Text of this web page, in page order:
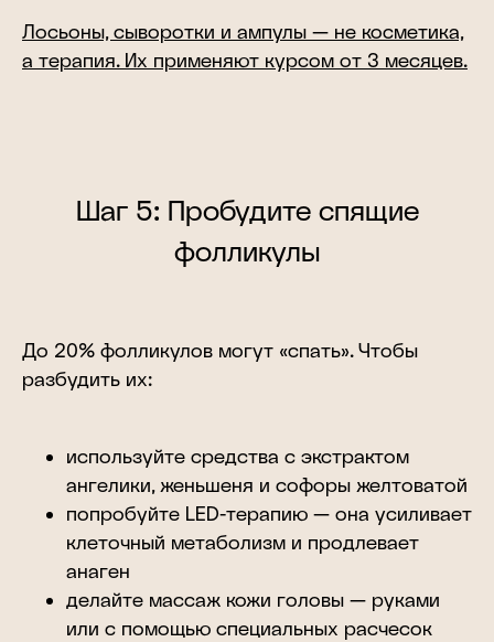
Лосьоны, сыворотки и ампулы — не косметика,
а терапия. Их применяют курсом от 3 месяцев.
Шаг 5: Пробудите спящие
фолликулы
До 20% фолликулов могут «спать». Чтобы
разбудить их:
используйте средства с экстрактом
ангелики, женьшеня и софоры желтоватой
попробуйте LED-терапию — она усиливает
клеточный метаболизм и продлевает
анаген
делайте массаж кожи головы — руками
или с помощью специальных расчесок